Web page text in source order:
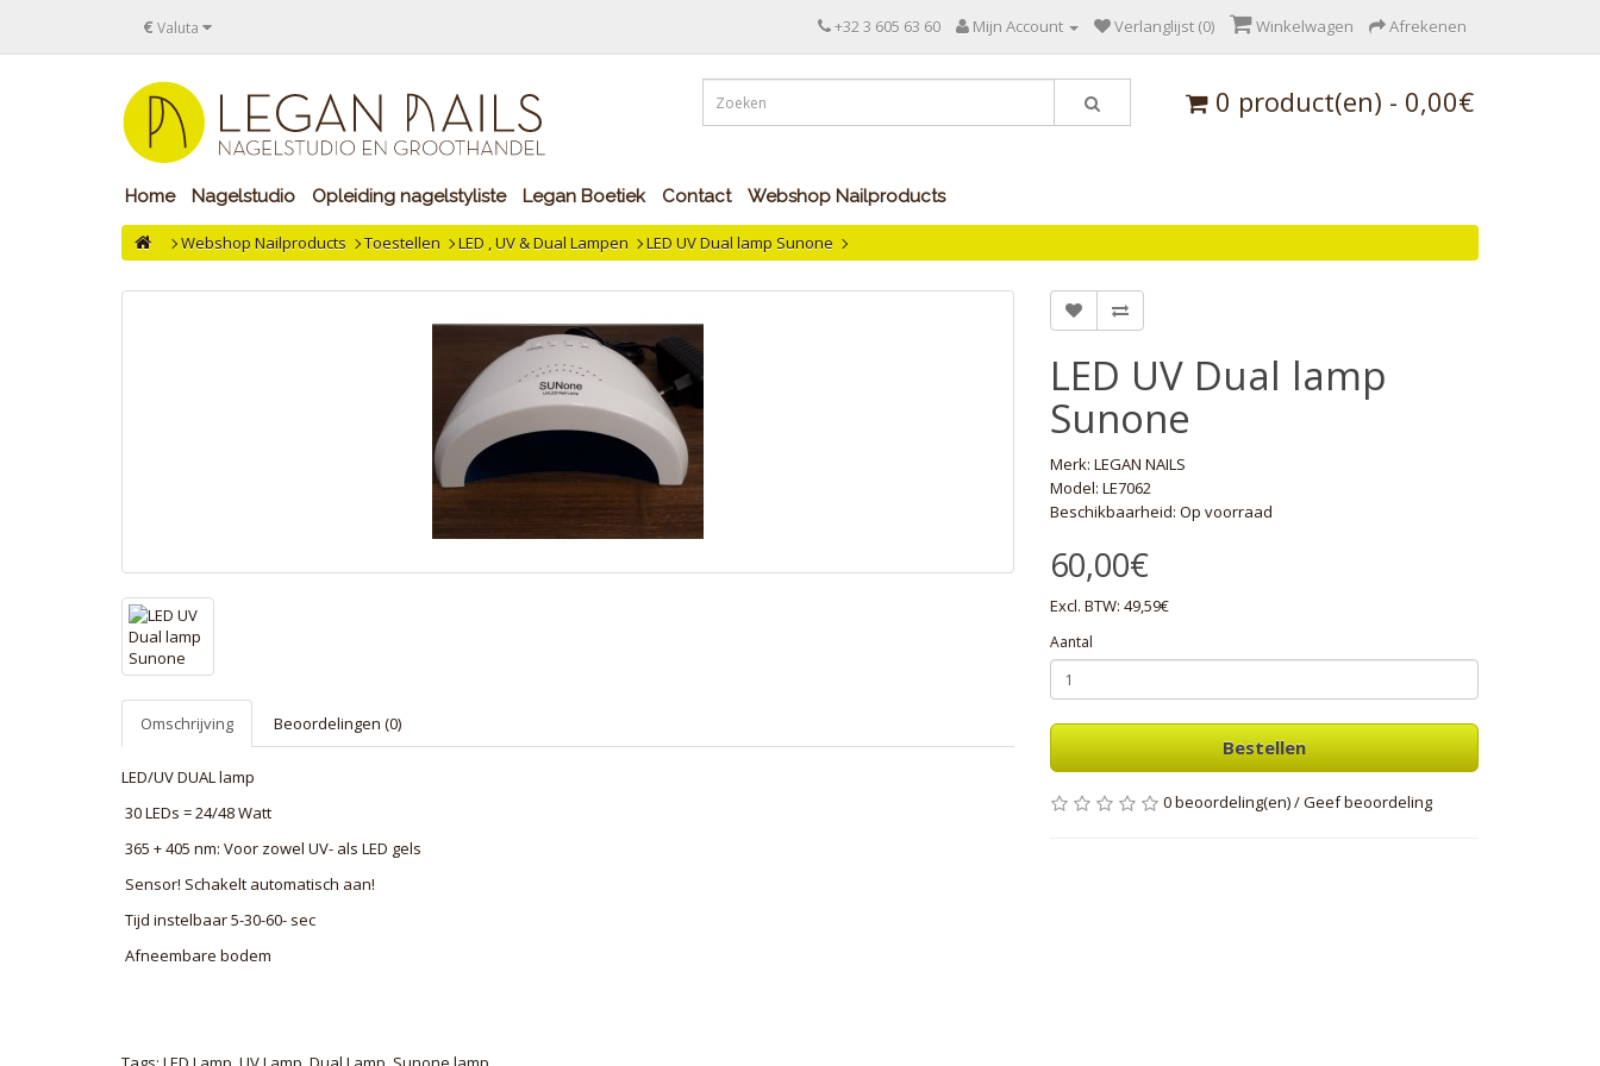
€ Valuta +32 3 605 63 60 Mijn Account Verlanglijst (0) Winkelwagen Afrekenen
0 product(en) - 0,00€
Home Nagelstudio Opleiding nagelstyliste Legan Boetiek Contact Webshop Nailproducts
Webshop Nailproducts Toestellen LED , UV & Dual Lampen LED UV Dual lamp Sunone
Omschrijving Beoordelingen (0)
LED/UV DUAL lamp
30 LEDs = 24/48 Watt
365 + 405 nm: Voor zowel UV- als LED gels
Sensor! Schakelt automatisch aan!
Tijd instelbaar 5-30-60- sec
Afneembare bodem
LED UV Dual lamp
Sunone
Merk: LEGAN NAILS
Model: LE7062
Beschikbaarheid: Op voorraad
60,00€
Excl. BTW: 49,59€
Aantal
Bestellen
0 beoordeling(en)/Geef beoordeling